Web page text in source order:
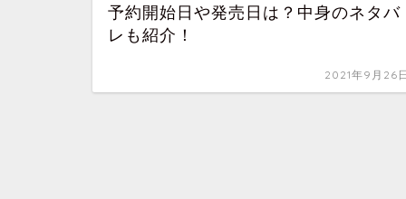
予約開始日や発売日は？中身のネタバ
レも紹介！
2021年9月26